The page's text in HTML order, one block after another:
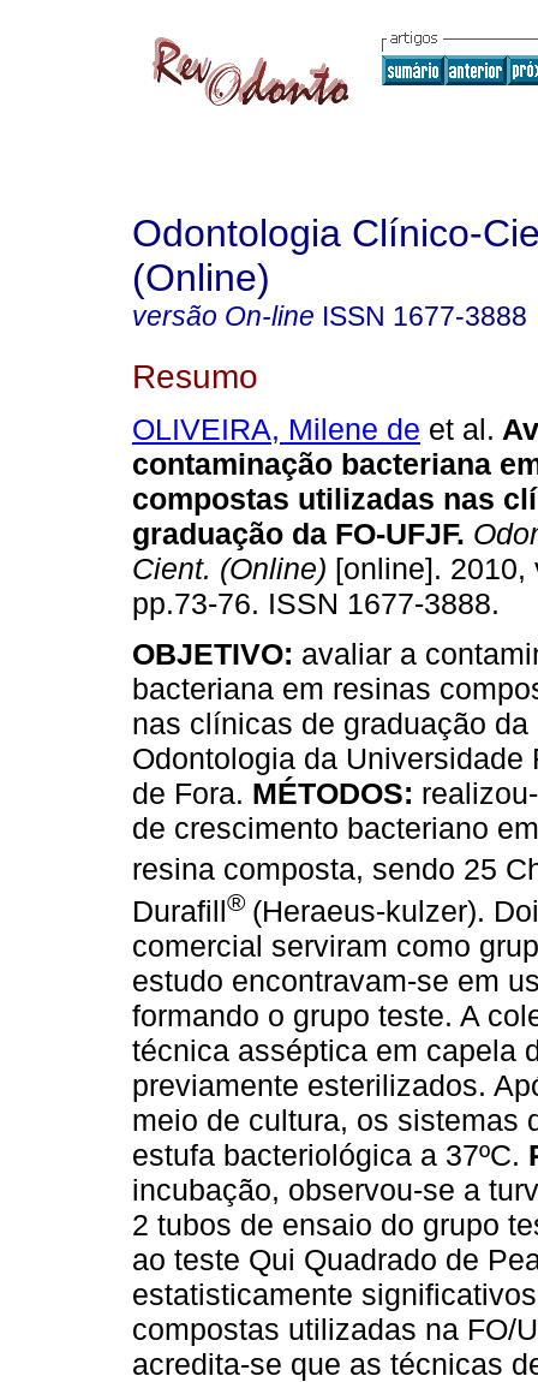
Odontologia Clínico-
(Online)
versão On-line ISSN 1677-3888
Resumo
OLIVEIRA, Milene de et al.
contaminação bacteriana
compostas utilizadas nas
graduação da FO-UFJF.
Cient. (Online) [online]. 2010,
pp.73-76. ISSN 1677-3888.
OBJETIVO: avaliar a
bacteriana em resinas
nas clínicas de graduação da
Odontologia da Universidade
de Fora. MÉTODOS:
de crescimento bacteriano
resina composta, sendo 25
Durafill® (Heraeus-kulzer).
comercial serviram como
estudo encontravam-se em
formando o grupo teste. A
técnica asséptica em capela
previamente esterilizados.
meio de cultura, os sistemas
estufa bacteriológica a 37ºC.
incubação, observou-se a
2 tubos de ensaio do grupo
ao teste Qui Quadrado de
estatisticamente
compostas utilizadas na FO/
acredita-se que as técnicas